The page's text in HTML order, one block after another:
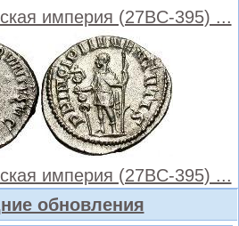
империя (27BC-395) ...
империя (27BC-395) ...
обновления